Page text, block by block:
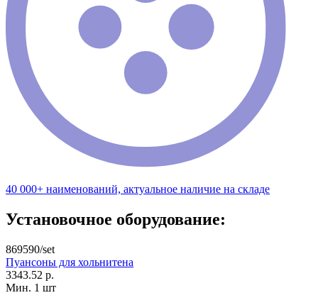
40 000+ наименований, актуальное наличие на складе
Установочное оборудование:
869590/set
Пуансоны для хольнитена
3343.52 р.
Мин. 1 шт